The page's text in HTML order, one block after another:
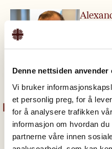
Denne nettsiden anvender
Vi bruker
et personlig preg, for å
for å analysere trafikken
informasjon om hvordan
partnerne våre innen